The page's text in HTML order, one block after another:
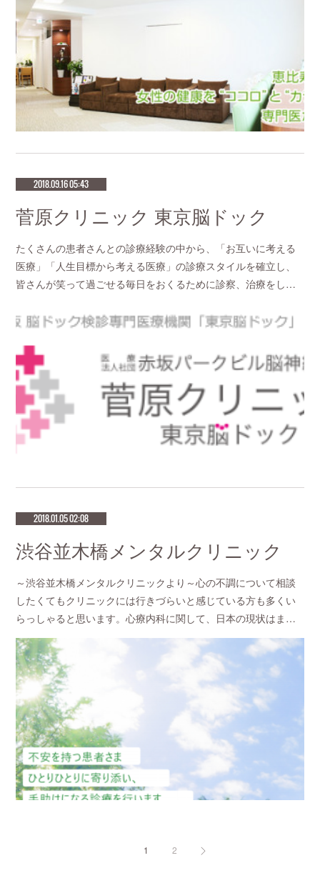
2018.09.16 05:43
菅原クリニック 東京脳ドック
たくさんの患者さんとの診療経験の中から、「お互いに考える
医療」「人生目標から考える医療」の診療スタイルを確立し、
皆さんが笑って過ごせる毎日をおくるために診察、治療をし…
2018.01.05 02:08
渋谷並木橋メンタルクリニック
～渋谷並木橋メンタルクリニックより～心の不調について相談
したくてもクリニックには行きづらいと感じている方も多くい
らっしゃると思います。心療内科に関して、日本の現状はま…
1 2